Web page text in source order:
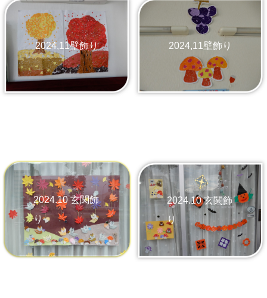
2024,11壁飾り 2024,11壁飾り
2024.10 玄関飾
り
2024.10 玄関飾
り